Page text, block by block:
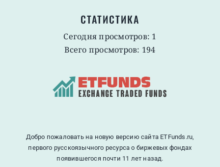
СТАТИСТИКА
Сегодня просмотров: 1
Всего просмотров: 194
Добро пожаловать на новую версию сайта ETFunds.ru,
первого русскоязычного ресурса о биржевых фондах
появившегося почти 11 лет назад.